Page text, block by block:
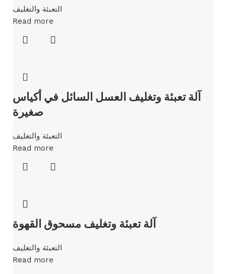
التعبئة والتغليف
Read more
آلة تعبئة وتغليف العسل السائل في أكياس
صغيرة
التعبئة والتغليف
Read more
آلة تعبئة وتغليف مسحوق القهوة
التعبئة والتغليف
Read more